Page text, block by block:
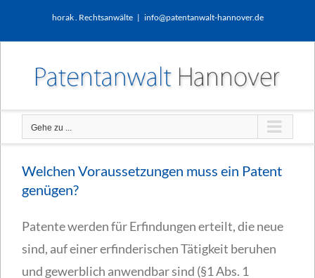
horak . Rechtsanwälte | info@patentanwalt-hannover.de
Gehe zu ...
Welchen Voraussetzungen muss ein Patent
genügen?
Patente werden für Erfindungen erteilt, die neue
sind, auf einer erfinderischen Tätigkeit beruhen
und gewerblich anwendbar sind (§1 Abs. 1